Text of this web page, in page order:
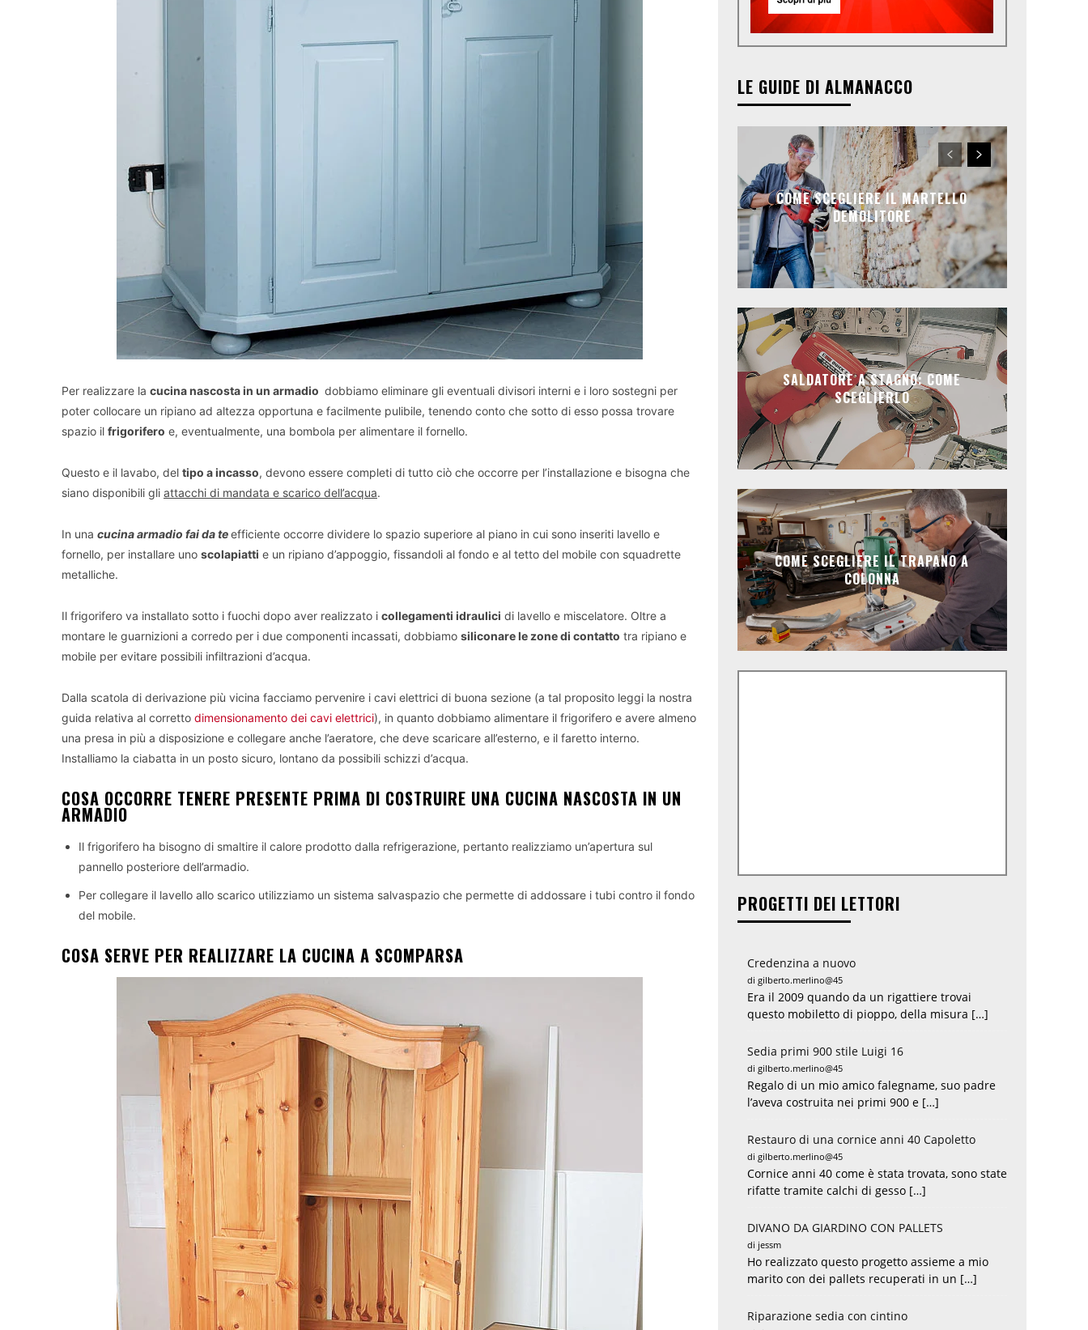
Per realizzare la cucina nascosta in un armadio dobbiamo eliminare gli eventuali divisori interni e i loro sostegni per
poter collocare un ripiano ad altezza opportuna e facilmente pulibile, tenendo conto che sotto di esso possa trovare
spazio il frigorifero e, eventualmente, una bombola per alimentare il fornello.
Questo e il lavabo, del tipo a incasso, devono essere completi di tutto ciò che occorre per l’installazione e bisogna che
siano disponibili gli attacchi di mandata e scarico dell’acqua.
In una cucina armadio fai da teefficiente occorre dividere lo spazio superiore al piano in cui sono inseriti lavello e
fornello, per installare uno scolapiatti e un ripiano d’appoggio, fissandoli al fondo e al tetto del mobile con squadrette
metalliche.
Il frigorifero va installato sotto i fuochi dopo aver realizzato i collegamenti idraulici di lavello e miscelatore. Oltre a
montare le guarnizioni a corredo per i due componenti incassati, dobbiamo siliconare le zone di contatto tra ripiano e
mobile per evitare possibili infiltrazioni d’acqua.
Dalla scatola di derivazione più vicina facciamo pervenire i cavi elettrici di buona sezione (a tal proposito leggi la nostra
guida relativa al corretto dimensionamento dei cavi elettrici), in quanto dobbiamo alimentare il frigorifero e avere almeno
una presa in più a disposizione e collegare anche l’aeratore, che deve scaricare all’esterno, e il faretto interno.
Installiamo la ciabatta in un posto sicuro, lontano da possibili schizzi d’acqua.
COSA OCCORRE TENERE PRESENTE PRIMA DI COSTRUIRE UNA CUCINA NASCOSTA IN UN
ARMADIO
Il frigorifero ha bisogno di smaltire il calore prodotto dalla refrigerazione, pertanto realizziamo un’apertura sul
pannello posteriore dell’armadio.
Per collegare il lavello allo scarico utilizziamo un sistema salvaspazio che permette di addossare i tubi contro il fondo
del mobile.
COSA SERVE PER REALIZZARE LA CUCINA A SCOMPARSA
LE GUIDE DI ALMANACCO
COME SCEGLIERE IL MARTELLO
DEMOLITORE
SALDATORE A STAGNO: COME
SCEGLIERLO
COME SCEGLIERE IL TRAPANO A
COLONNA
PROGETTI DEI LETTORI
Credenzina a nuovo
di gilberto.merlino@45
Era il 2009 quando da un rigattiere trovai
questo mobiletto di pioppo, della misura […]
Sedia primi 900 stile Luigi 16
di gilberto.merlino@45
Regalo di un mio amico falegname, suo padre
l’aveva costruita nei primi 900 e […]
Restauro di una cornice anni 40 Capoletto
di gilberto.merlino@45
Cornice anni 40 come è stata trovata, sono state
rifatte tramite calchi di gesso […]
DIVANO DA GIARDINO CON PALLETS
di jessm
Ho realizzato questo progetto assieme a mio
marito con dei pallets recuperati in un […]
Riparazione sedia con cintino